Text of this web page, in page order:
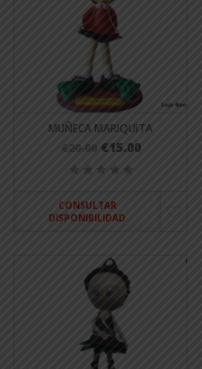
MUÑECA MARIQUITA
€20.00 €15.00
CONSULTAR
DISPONIBILIDAD